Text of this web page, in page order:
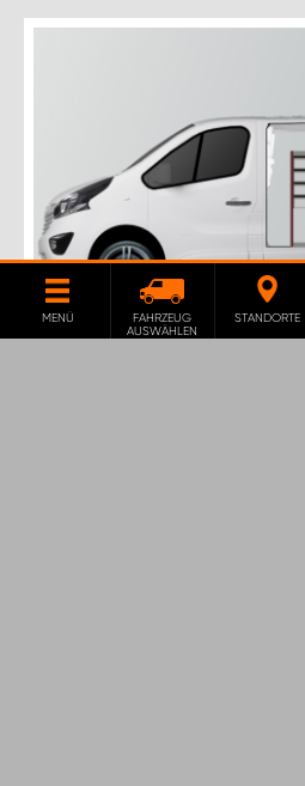
MENÜ
FAHRZEUG
AUSWÄHLEN
STANDORTE